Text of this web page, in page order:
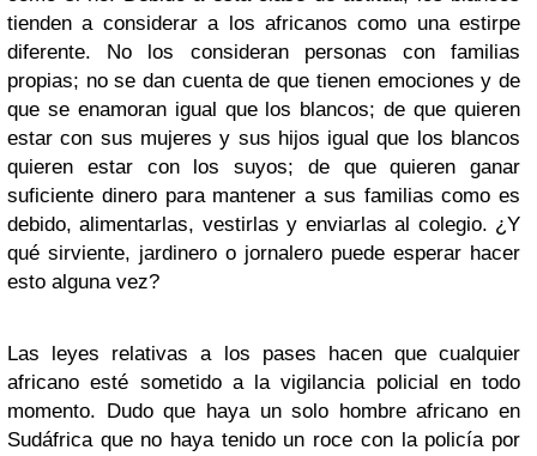
tienden a considerar a los africanos como una estirpe
diferente. No los consideran personas con familias
propias; no se dan cuenta de que tienen emociones y de
que se enamoran igual que los blancos; de que quieren
estar con sus mujeres y sus hijos igual que los blancos
quieren estar con los suyos; de que quieren ganar
suficiente dinero para mantener a sus familias como es
debido, alimentarlas, vestirlas y enviarlas al colegio. ¿Y
qué sirviente, jardinero o jornalero puede esperar hacer
esto alguna vez?
Las leyes relativas a los pases hacen que cualquier
africano esté sometido a la vigilancia policial en todo
momento. Dudo que haya un solo hombre africano en
Sudáfrica que no haya tenido un roce con la policía por